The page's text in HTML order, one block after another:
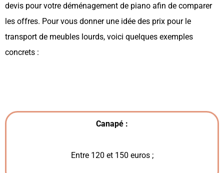
devis pour votre déménagement de piano afin de comparer
les offres. Pour vous donner une idée des prix pour le
transport de meubles lourds, voici quelques exemples
concrets :
Canapé :
Entre 120 et 150 euros ;